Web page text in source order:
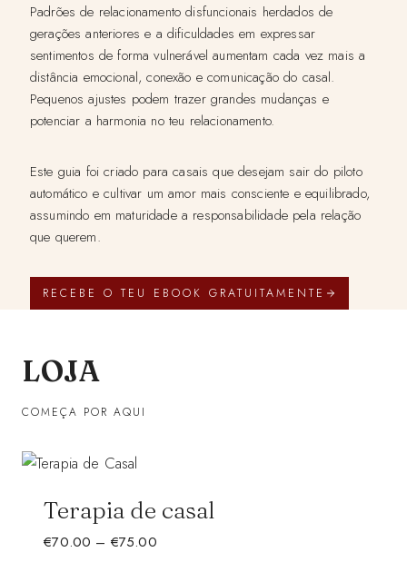
Padrões de relacionamento disfuncionais herdados de
gerações anteriores e a dificuldades em expressar
sentimentos de forma vulnerável aumentam cada vez mais a
distância emocional, conexão e comunicação do casal.
Pequenos ajustes podem trazer grandes mudanças e
potenciar a harmonia no teu relacionamento.
Este guia foi criado para casais que desejam sair do piloto
automático e cultivar um amor mais consciente e equilibrado,
assumindo em maturidade a responsabilidade pela relação
que querem.
RECEBE O TEU EBOOK GRATUITAMENTE
LOJA
COMEÇA POR AQUI
Terapia de casal
€70.00 – €75.00Price